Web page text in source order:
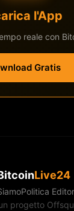
l'App
reale con
Gratis
Live24
Politica
progetto